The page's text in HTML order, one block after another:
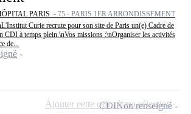
PARIS - 75 - PARIS 1ER ARRONDISSEMENT
Curie recrute pour son site de Paris un(e) Cadre de
CDI à temps plein.\nVos missions :\nOrganiser les activités
de...
CDINon renseigné
Ajouter cette offre à ma sélection